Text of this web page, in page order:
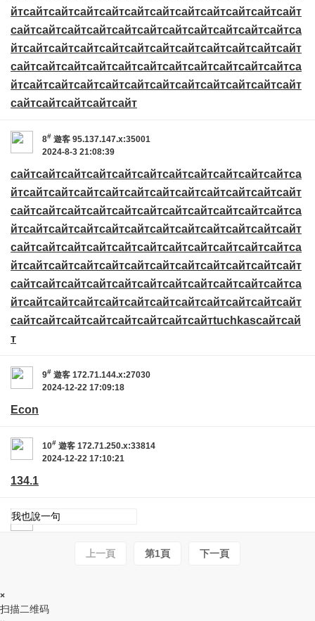
йтсайтсайтсайтсайтсайтсайтсайтсайтсайтсайтсайт
сайтсайтсайтсайтсайтсайтсайтсайтсайтсайтсайтса
йтсайтсайтсайтсайтсайтсайтсайтсайтсайтсайтсайт
сайтсайтсайтсайтсайтсайтсайтсайтсайтсайтсайтса
йтсайтсайтсайтсайтсайтсайтсайтсайтсайтсайтсайт
сайтсайтсайтсайтсайт
8# 遊客 95.137.147.x:35001
2024-8-3 21:08:39
сайтсайтсайтсайтсайтсайтсайтсайтсайтсайтсайтса
йтсайтсайтсайтсайтсайтсайтсайтсайтсайтсайтсайт
сайтсайтсайтсайтсайтсайтсайтсайтсайтсайтсайтса
йтсайтсайтсайтсайтсайтсайтсайтсайтсайтсайтсайт
сайтсайтсайтсайтсайтсайтсайтсайтсайтсайтсайтса
йтсайтсайтсайтсайтсайтсайтсайтсайтсайтсайтсайт
сайтсайтсайтсайтсайтсайтсайтсайтсайтсайтсайтса
йтсайтсайтсайтсайтсайтсайтсайтсайтсайтсайтсайт
сайтсайтсайтсайтсайтсайтсайтсайтtuchkasсайтсай
т
9# 遊客 172.71.144.x:27030
2024-12-22 17:09:18
Econ
10# 遊客 172.71.250.x:33814
2024-12-22 17:10:21
134.1
上一頁 第1頁 下一頁
×
扫描二维码